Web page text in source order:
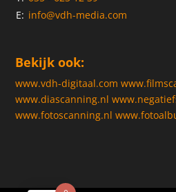
E: info@vdh-media.com
Bekijk ook:
www.vdh-digitaal.com
www.diascanning.nl
www.fotoscanning.nl